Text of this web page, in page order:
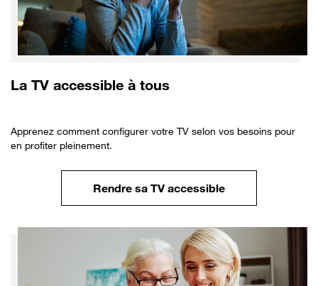
La TV accessible à tous
Apprenez comment configurer votre TV selon vos besoins pour
en profiter pleinement.
Rendre sa TV accessible